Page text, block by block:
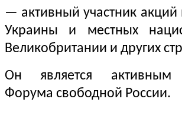
— активный участник
Украины и местных
Великобритании и других
Он является активным
Форума свободной России.